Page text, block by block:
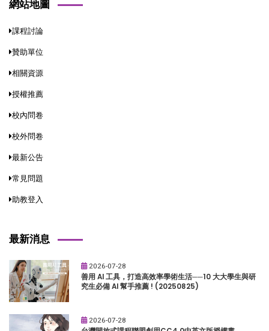
網站地圖
課程討論
贊助單位
相關資源
授權推薦
校內問卷
校外問卷
最新公告
常見問題
助教登入
最新消息
2026-07-28
善用 AI 工具，打造高效率學術生活──10 大大學生與研
究生必備 AI 幫手推薦 ! (20250825)
2026-07-28